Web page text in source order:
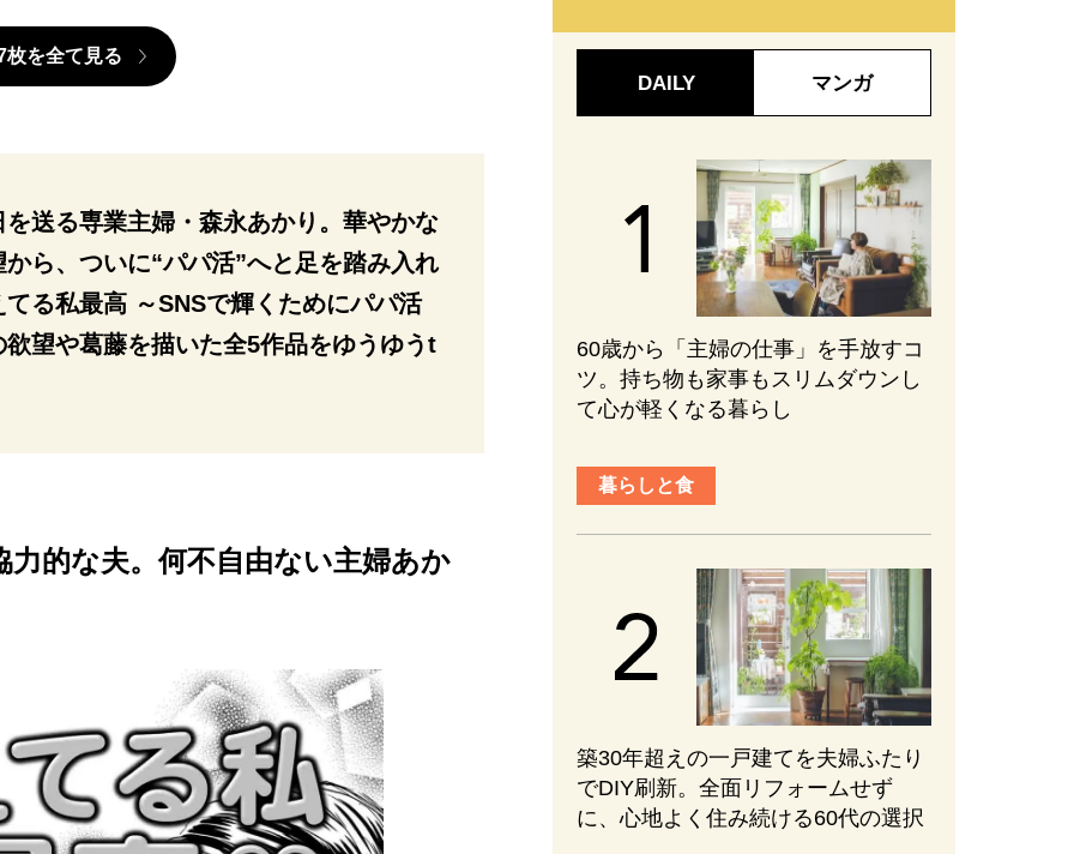
枚を全て見る
送る専業主婦・森永あかり。華やかな
ら、ついに“パパ活”へと足を踏み入れ
る私最高 ～SNSで輝くためにパパ活
望や葛藤を描いた全5作品をゆうゆうt
的な夫。何不自由ない主婦あか
DAILY マンガ
60歳から「主婦の仕事」を手放すコ
ツ。持ち物も家事もスリムダウンし
て心が軽くなる暮らし
暮らしと食
築30年超えの一戸建てを夫婦ふたり
でDIY刷新。全面リフォームせず
に、心地よく住み続ける60代の選択